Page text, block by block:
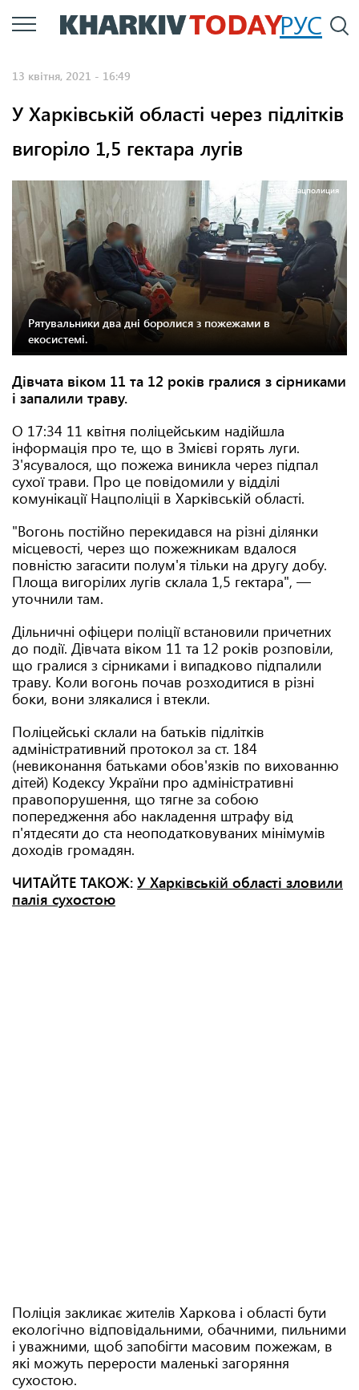
Перейти
до
РУС
13 квітня, 2021 - 16:49
У Харківській області через підлітків
вигоріло 1,5 гектара лугів
Фото: Нацполиция
Рятувальники два дні боролися з пожежами в
екосистемі.
Дівчата віком 11 та 12 років гралися з сірниками
і запалили траву.
О 17:34 11 квітня поліцейським надійшла
інформація про те, що в Змієві горять луги.
З'ясувалося, що пожежа виникла через підпал
сухої трави. Про це повідомили у відділі
комунікації Нацполіціі в Харківській області.
"Вогонь постійно перекидався на різні ділянки
місцевості, через що пожежникам вдалося
повністю загасити полум'я тільки на другу добу.
Площа вигорілих лугів склала 1,5 гектара", —
уточнили там.
Дільничні офіцери поліції встановили причетних
до події. Дівчата віком 11 та 12 років розповіли,
що гралися з сірниками і випадково підпалили
траву. Коли вогонь почав розходитися в різні
боки, вони злякалися і втекли.
Поліцейські склали на батьків підлітків
адміністративний протокол за ст. 184
(невиконання батьками обов'язків по вихованню
дітей) Кодексу України про адміністративні
правопорушення, що тягне за собою
попередження або накладення штрафу від
п'ятдесяти до ста неоподатковуваних мінімумів
доходів громадян.
ЧИТАЙТЕ ТАКОЖ: У Харківській області зловили
палія сухостою
Поліція закликає жителів Харкова і області бути
екологічно відповідальними, обачними, пильними
і уважними, щоб запобігти масовим пожежам, в
які можуть перерости маленькі загоряння
сухостою.